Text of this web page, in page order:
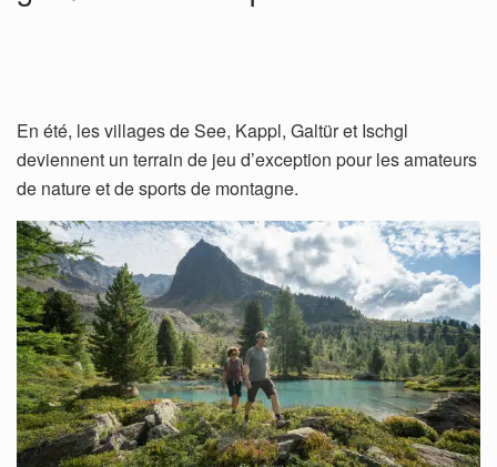
En été, les villages de See, Kappl, Galtür et Ischgl
deviennent un terrain de jeu d’exception pour les amateurs
de nature et de sports de montagne.